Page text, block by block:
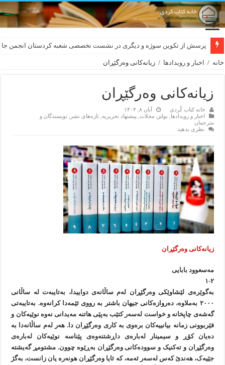
لەسەر کێشی ڕوباعی و به نەغمەی قەڵەمی «ئالی»
خانه / اخبار و رویدادها / زیانەکانی وەرگێڕان
زیانەکانی وەرگێڕان
خانه کتاب کُردی
آبان ۸, ۱۴۰۴
اخبار و رویدادها
بولتن مجلات پیشنهاد تحریریه ,تازەهای نشر
نویسندگان و
مترجمان
نظری بدهید
زیانەکانی وەرگێڕان
مەسعوود بابایی
۱-۲
بەگوێرەی لێشاوێکی وەرگێڕان لەم ساڵانەی دواییدا، بەتایبەت لە ساڵانی
۲۰۰۰ بەملاوە، دەروازەکانی جیهان باشتر بە رووی ئێمەدا کرانەوە. بەتایبەتی
گەشەی چاپخانە و خواست لەسەر کتێب بەپێی هاتنە مەیدانی نەوە نوێیەکان و
فێربوونی زمانە بیانییەکان برەوی بە کاری وەرگێڕان دا. هەر لەم ساڵانەدا بە
دەیان کۆڕ و سیمینار لەبارەی داڕشتنەوەی پێناسە نوێیەکان لەبارەی
وەرگێڕان و تەکنیک و سوودەکانی وەرگێڕان بەڕێوە چوون. مشتومڕ گەیشتە
جێیەک، هەندێ کەس لەسەر ئەمە، کە ئایا وەرگێڕان هونەرە یان زانست، بەگژ